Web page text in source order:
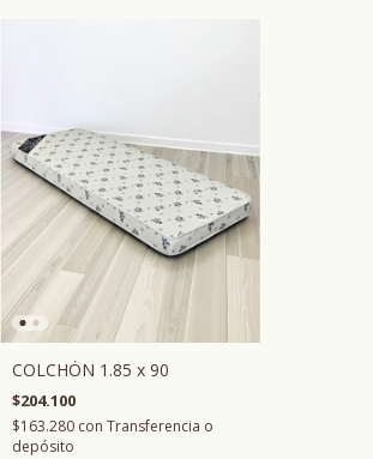
COLCHÓN 1.85 x 90
$204.100
$163.280 con Transferencia o
depósito